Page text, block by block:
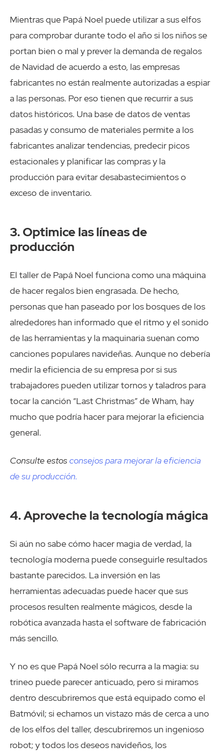
Mientras que Papá Noel puede utilizar a sus elfos
para comprobar durante todo el año si los niños se
portan bien o mal y prever la demanda de regalos
de Navidad de acuerdo a esto, las empresas
fabricantes no están realmente autorizadas a espiar
a las personas. Por eso tienen que recurrir a sus
datos históricos. Una base de datos de ventas
pasadas y consumo de materiales permite a los
fabricantes analizar tendencias, predecir picos
estacionales y planificar las compras y la
producción para evitar desabastecimientos o
exceso de inventario.
3. Optimice las líneas de
producción
El taller de Papá Noel funciona como una máquina
de hacer regalos bien engrasada. De hecho,
personas que han paseado por los bosques de los
alrededores han informado que el ritmo y el sonido
de las herramientas y la maquinaria suenan como
canciones populares navideñas. Aunque no debería
medir la eficiencia de su empresa por si sus
trabajadores pueden utilizar tornos y taladros para
tocar la canción “Last Christmas” de Wham, hay
mucho que podría hacer para mejorar la eficiencia
general.
Consulte estosconsejos para mejorar la eficiencia
de su producción.
4. Aproveche la tecnología mágica
Si aún no sabe cómo hacer magia de verdad, la
tecnología moderna puede conseguirle resultados
bastante parecidos. La inversión en las
herramientas adecuadas puede hacer que sus
procesos resulten realmente mágicos, desde la
robótica avanzada hasta el software de fabricación
más sencillo.
Y no es que Papá Noel sólo recurra a la magia: su
trineo puede parecer anticuado, pero si miramos
dentro descubriremos que está equipado como el
Batmóvil; si echamos un vistazo más de cerca a uno
de los elfos del taller, descubriremos un ingenioso
robot; y todos los deseos navideños, los